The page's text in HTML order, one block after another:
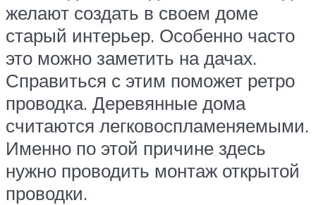
желают создать в своем доме
старый интерьер. Особенно часто
это можно заметить на дачах.
Справиться с этим поможет ретро
проводка. Деревянные дома
считаются легковоспламеняемыми.
Именно по этой причине здесь
нужно проводить монтаж открытой
проводки.